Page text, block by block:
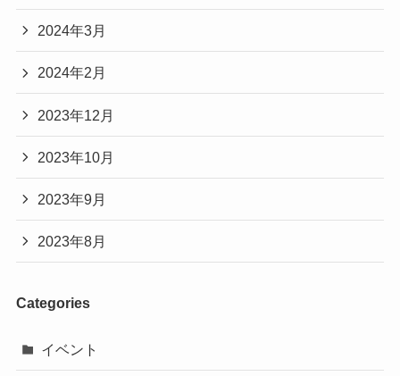
2024年3月
2024年2月
2023年12月
2023年10月
2023年9月
2023年8月
Categories
イベント